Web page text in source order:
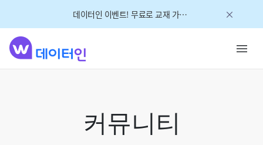
데이터인 이벤트! 무료로 교재 가져가세요!
커뮤니티